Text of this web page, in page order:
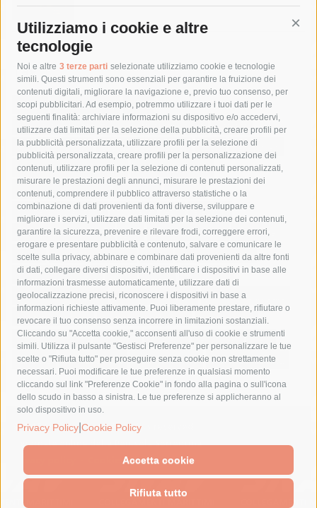
Utilizziamo i cookie e altre
tecnologie
Noi e altre 3 terze parti selezionate utilizziamo cookie e tecnologie
simili. Questi strumenti sono essenziali per garantire la fruizione dei
contenuti digitali, migliorare la navigazione e, previo tuo consenso, per
scopi pubblicitari. Ad esempio, potremmo utilizzare i tuoi dati per le
seguenti finalità: archiviare informazioni su dispositivo e/o accedervi,
utilizzare dati limitati per la selezione della pubblicità, creare profili per
la pubblicità personalizzata, utilizzare profili per la selezione di
pubblicità personalizzata, creare profili per la personalizzazione dei
contenuti, utilizzare profili per la selezione di contenuti personalizzati,
misurare le prestazioni degli annunci, misurare le prestazioni dei
contenuti, comprendere il pubblico attraverso statistiche o la
combinazione di dati provenienti da fonti diverse, sviluppare e
migliorare i servizi, utilizzare dati limitati per la selezione dei contenuti,
garantire la sicurezza, prevenire e rilevare frodi, correggere errori,
erogare e presentare pubblicità e contenuto, salvare e comunicare le
scelte sulla privacy, abbinare e combinare dati provenienti da altre fonti
di dati, collegare diversi dispositivi, identificare i dispositivi in base alle
informazioni trasmesse automaticamente, utilizzare dati di
geolocalizzazione precisi, riconoscere i dispositivi in base a
informazioni richieste attivamente. Puoi liberamente prestare, rifiutare o
revocare il tuo consenso senza incorrere in limitazioni sostanziali.
Cliccando su "Accetta cookie," acconsenti all'uso di cookie e strumenti
simili. Utilizza il pulsante "Gestisci Preferenze" per personalizzare le tue
scelte o "Rifiuta tutto" per proseguire senza cookie non strettamente
necessari. Puoi modificare le tue preferenze in qualsiasi momento
cliccando sul link "Preferenze Cookie" in fondo alla pagina o sull'icona
dello scudo in basso a sinistra. Le tue preferenze si applicheranno al
solo dispositivo in uso.
Privacy Policy Cookie Policy
Accetta cookie
Rifiuta tutto
Tag
acqua allerta meteo
anas
area marina protetta di punta campanella
arresto
Asl Napoli 3 sud
capitaneria di porto capri
carabinieri
castellammare di stabia
circumvesuviana
comune di sorrento
concerto
contagi
costiera amalfitana
covid-19 eav
elezioni
fondazione sorrento
gori guardia costiera
incidente
lavori
lorenzo balducelli mare
massa lubrense
massimo coppola
Meta napoli
ordinanza
penisola sorrentina
piano di sorrento
polizia municipale
protezione civile
Regione Campania
sant'agnello
sindaco cuomo
sorrento studenti temporali
treni
turismo
Vico Equense villa fiorentino vincenzo de luca
© 2015 SorrentoPress. All rights reserved.
Il giornale online della Penisola Sorrentina
Cookie Policy